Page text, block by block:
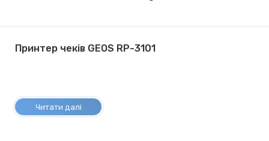
Принтер чеків GEOS RP-3101
Читати далі